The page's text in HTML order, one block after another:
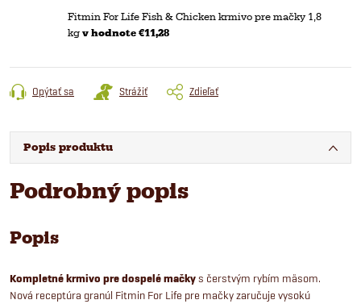
Fitmin For Life Fish & Chicken krmivo pre mačky 1,8
kg v hodnote €11,28
Opýtať sa Strážiť Zdieľať
Popis produktu
Podrobný popis
Popis
Kompletné krmivo pre dospelé mačkys čerstvým rybím mäsom.
Nová receptúra granúl Fitmin For Life pre mačky zaručuje vysokú